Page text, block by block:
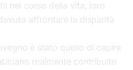
nel corso della vita, loro
affrontare la disparità
è stato quello di capire
realmente contribuito